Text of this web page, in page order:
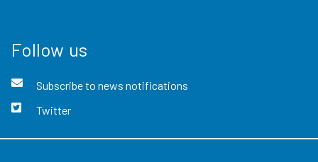
Follow us
Subscribe to news notifications
Twitter